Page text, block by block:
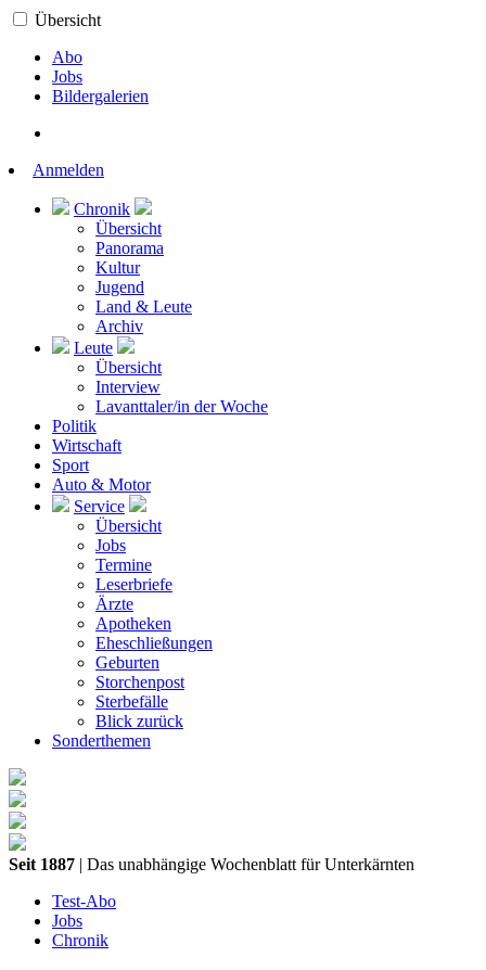
Übersicht
Abo
Jobs
Bildergalerien
Anmelden
Chronik
Übersicht
Panorama
Kultur
Jugend
Land & Leute
Archiv
Leute
Übersicht
Interview
Lavanttaler/in der Woche
Politik
Wirtschaft
Sport
Auto & Motor
Service
Übersicht
Jobs
Termine
Leserbriefe
Ärzte
Apotheken
Eheschließungen
Geburten
Storchenpost
Sterbefälle
Blick zurück
Sonderthemen
Seit 1887 | Das unabhängige Wochenblatt für Unterkärnten
Test-Abo
Jobs
Chronik